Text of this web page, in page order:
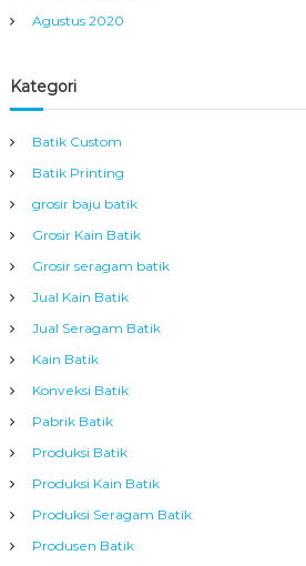
Agustus 2020
Kategori
Batik Custom
Batik Printing
grosir baju batik
Grosir Kain Batik
Grosir seragam batik
Jual Kain Batik
Jual Seragam Batik
Kain Batik
Konveksi Batik
Pabrik Batik
Produksi Batik
Produksi Kain Batik
Produksi Seragam Batik
Produsen Batik